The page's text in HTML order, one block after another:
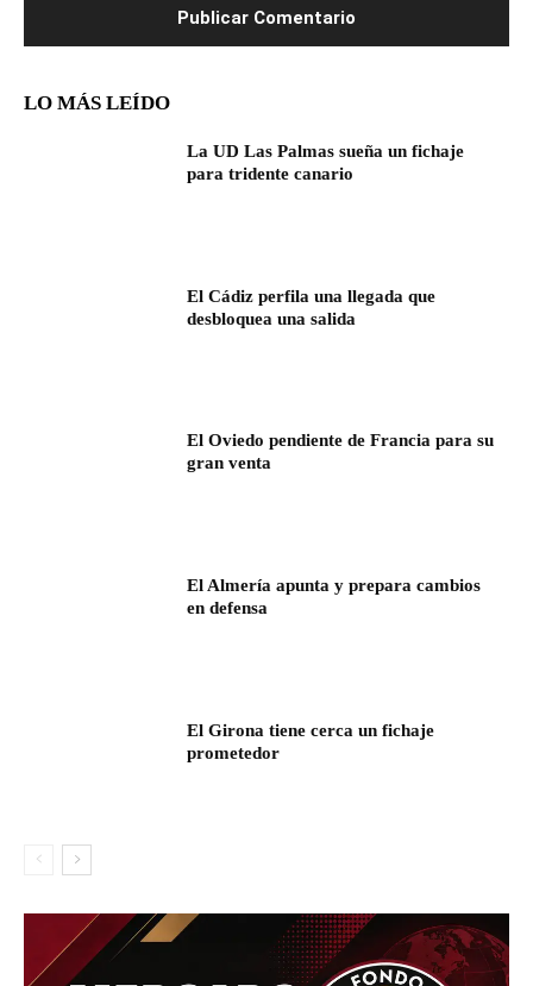
LO MÁS LEÍDO
La UD Las Palmas sueña un fichaje
para tridente canario
El Cádiz perfila una llegada que
desbloquea una salida
El Oviedo pendiente de Francia para su
gran venta
El Almería apunta y prepara cambios
en defensa
El Girona tiene cerca un fichaje
prometedor